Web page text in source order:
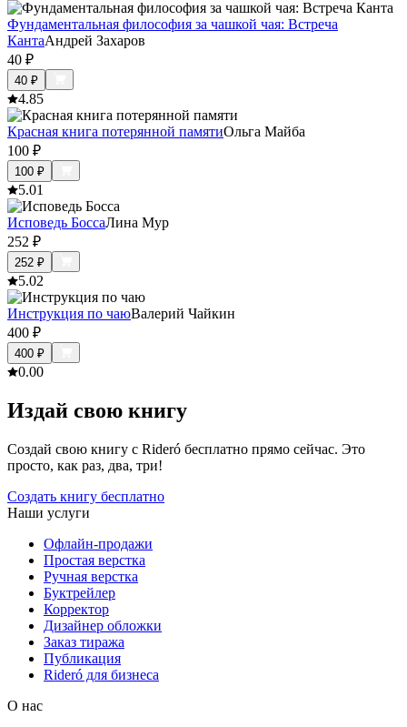
Фундаментальная философия за чашкой чая: Встреча
КантаАндрей Захаров
40 ₽
40 ₽
4.85
Красная книга потерянной памятиОльга Майба
100 ₽
100 ₽
5.01
Исповедь БоссаЛина Мур
252 ₽
252 ₽
5.02
Инструкция по чаюВалерий Чайкин
400 ₽
400 ₽
0.00
Издай свою книгу
Создай свою книгу с Rideró бесплатно прямо сейчас. Это
просто, как раз, два, три!
Создать книгу бесплатно
Наши услуги
Офлайн-продажи
Простая верстка
Ручная верстка
Буктрейлер
Корректор
Дизайнер обложки
Заказ тиража
Публикация
Rideró для бизнеса
О нас